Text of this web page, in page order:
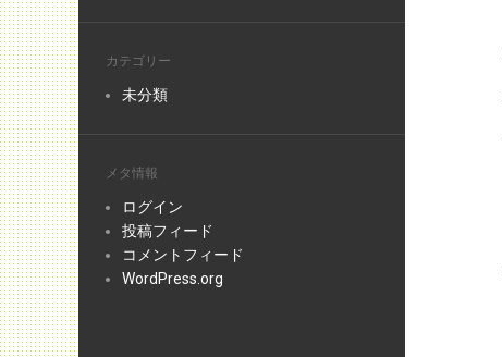
カテゴリー
未分類
メタ情報
ログイン
投稿フィード
コメントフィード
WordPress.org